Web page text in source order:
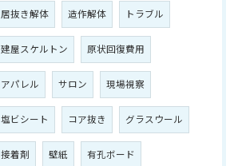
居抜き解体 造作解体 トラブル
建屋スケルトン 原状回復費用
アパレル サロン 現場視察
塩ビシート コア抜き グラスウール
接着剤 壁紙 有孔ボード